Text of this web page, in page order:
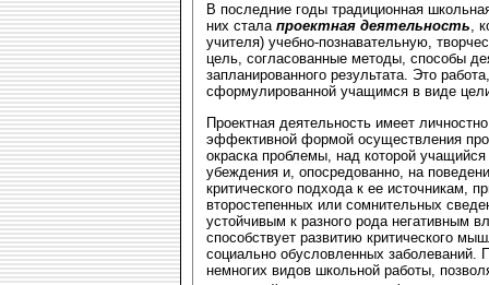
В последние годы традиционная
них стала проектная деятельность,
учителя) учебно-познавательную,
цель, согласованные методы, способы
запланированного результата. Это
сформулированной учащимся в виде
Проектная деятельность имеет
эффективной формой осуществления
окраска проблемы, над которой учащийся
убеждения и, опосредованно, на
критического подхода к ее источникам,
второстепенных или сомнительных
устойчивым к разного рода негативным
способствует развитию критического
социально обусловленных заболеваний.
немногих видов школьной работы,